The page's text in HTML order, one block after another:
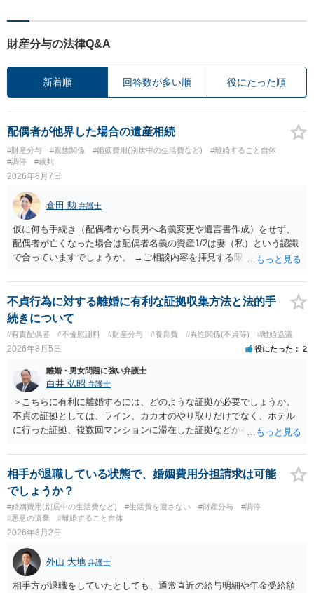
財産分与の法律Q&A
新着順 回答数が多い順 役にたった順
配偶者が他界した場合の遺産相続
#財産分与 #親族関係 #婚姻費用(別居中の生活費など)
#離婚すること自体
#調停
#裁判
2026年8月7日
倉田 勲 弁護士
仮に何も手続き（配偶者から長男へ名義変更や遺言書作成）をせず、
配偶者が亡くなった場合は配偶者名義の資産1/2は妻（私）という認識
で合っていますでしょうか。 →ご相談内容を拝見する限りでは、その
完全に所有する場合は、他の相続人に対して自宅の評価額の１/２の代
償金の支払いが必要になります。
不貞行為に対する離婚に有利な証拠収集方法と法的手
続きについて
#有責配偶者 #不倫慰謝料 #財産分与 #養育費 #異性関係(不貞等) #離婚協議
2026年8月5日 役にたった 2
離婚・男女問題に強い弁護士
白井 弘昭 弁護士
＞こちらに有利に離婚するには、どのような証拠が必要でしょうか。
不貞の証拠としては、ライン、カカオのやり取りだけでなく、ホテル
に行った証拠、複数回マンションに滞在した証拠などが有効です。 不
婚する、慰謝料をとるなど）ことができると思われます。 ただし、不
貞発覚後、長期間同居を続けると、不貞を許したとの評価につながる
場合がありますので、ご注意ください。 以上、ご参考まで。
相手が退職している状態で、婚姻費用分担請求は可能
でしょうか？
#婚姻費用(別居中の生活費など) #生活費を渡さない #財産分与
#調停
#悪意の遺棄
#離婚すること自体
2026年8月2日
外山 大地 弁護士
相手方が退職をしていたとしても、通常直近の給与明細や年金受給額